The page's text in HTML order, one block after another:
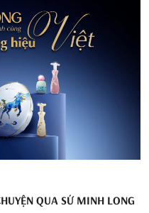
QUA SỨ MINH LONG